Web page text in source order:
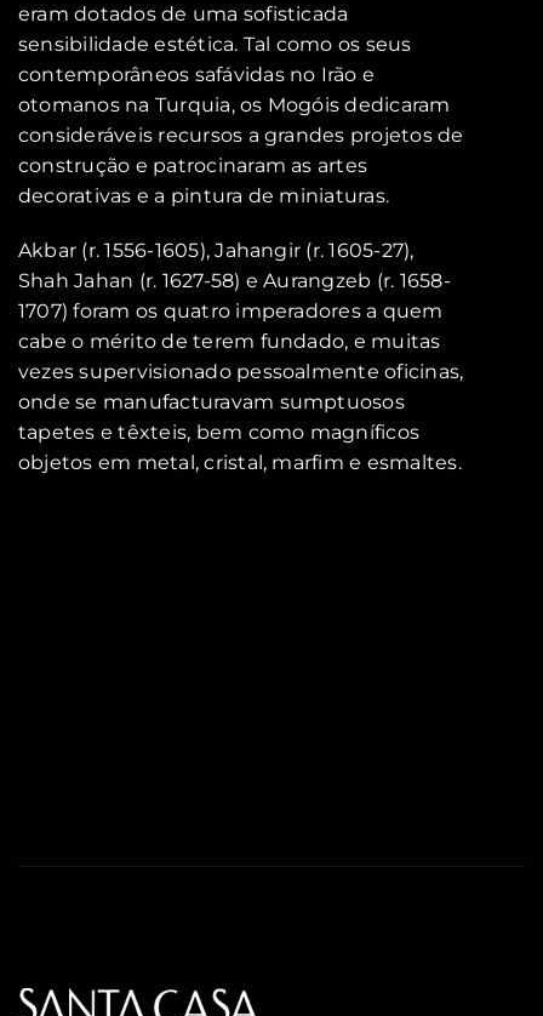
eram dotados de uma sofisticada
sensibilidade estética. Tal como os seus
contemporâneos safávidas no Irão e
otomanos na Turquia, os Mogóis dedicaram
consideráveis recursos a grandes projetos de
construção e patrocinaram as artes
decorativas e a pintura de miniaturas.
Akbar (r. 1556-1605), Jahangir (r. 1605-27),
Shah Jahan (r. 1627-58) e Aurangzeb (r. 1658-
1707) foram os quatro imperadores a quem
cabe o mérito de terem fundado, e muitas
vezes supervisionado pessoalmente oficinas,
onde se manufacturavam sumptuosos
tapetes e têxteis, bem como magníficos
objetos em metal, cristal, marfim e esmaltes.